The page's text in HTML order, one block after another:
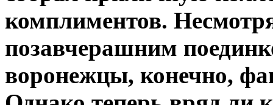
комплиментов.
позавчерашним
воронежцы, конечно,